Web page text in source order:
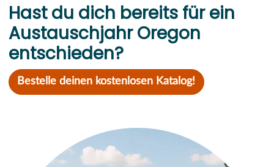
Hast du dich bereits für ein
Austauschjahr Oregon
entschieden?
Bestelle deinen kostenlosen Katalog!